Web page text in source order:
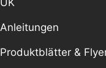
Anleitungen
Produktblätter &